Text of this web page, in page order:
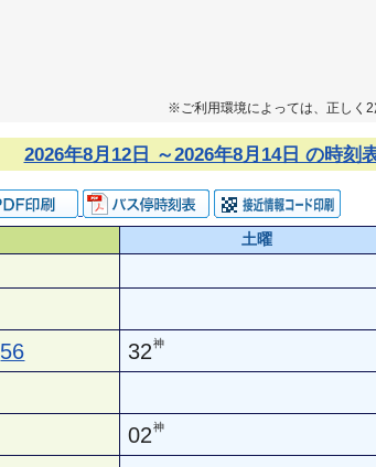
※ご利用環境によっては、正しく2
2026年8月12日 ～2026年8月14日 の時刻
土曜
56 32神
02神